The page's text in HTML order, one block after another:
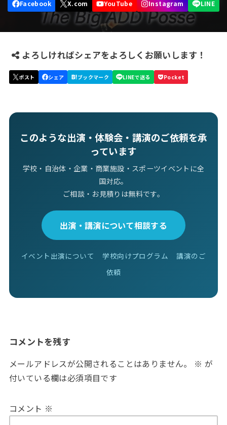
よろしければシェアをよろしくお願いします！
このような出演・体験会・講演のご依頼を承
っています
学校・自治体・企業・商業施設・スポーツイベントに全
国対応。
ご相談・お見積りは無料です。
出演・講演について相談する
イベント出演について 学校向けプログラム
講演のご
依頼
コメントを残す
メールアドレスが公開されることはありません。 ※ が
付いている欄は必須項目です
コメント ※